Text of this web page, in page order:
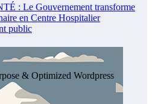
: Le Gouvernement transforme
en Centre Hospitalier
public
& Optimized Wordpress